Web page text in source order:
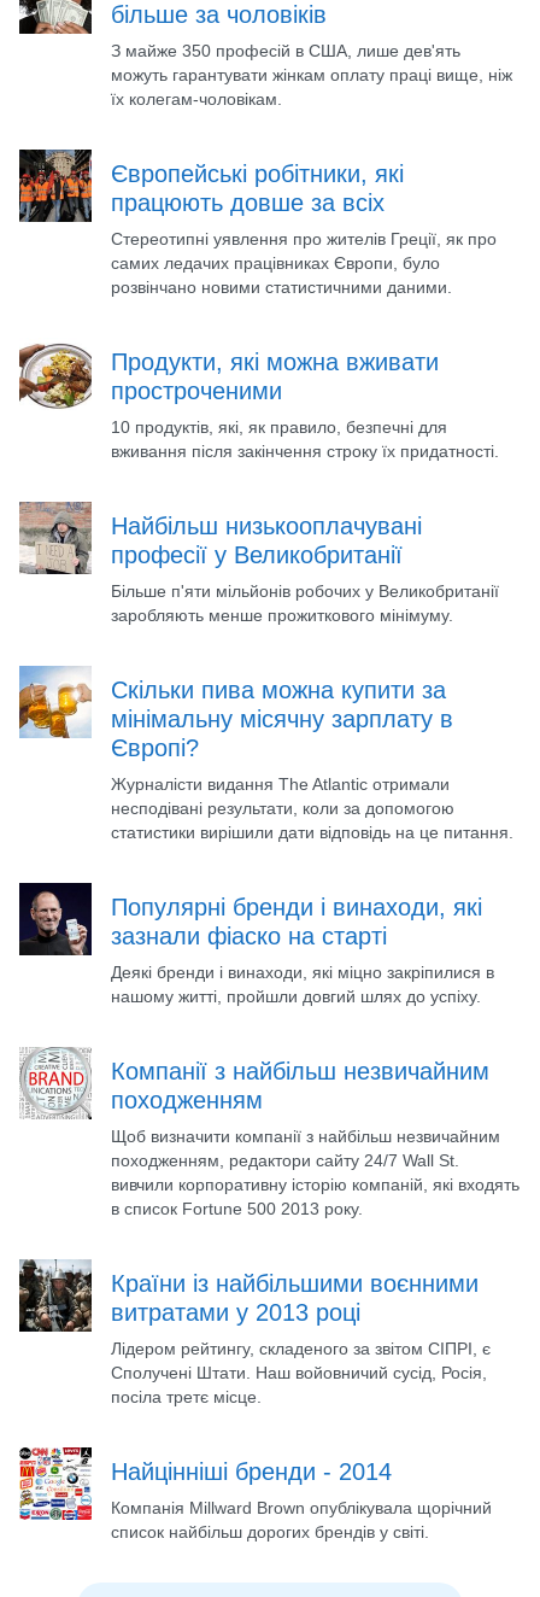
більше за чоловіків
З майже 350 професій в США, лише дев'ять
можуть гарантувати жінкам оплату праці вище, ніж
їх колегам-чоловікам.
Європейські робітники, які
працюють довше за всіх
Стереотипні уявлення про жителів Греції, як про
самих ледачих працівниках Європи, було
розвінчано новими статистичними даними.
Продукти, які можна вживати
простроченими
10 продуктів, які, як правило, безпечні для
вживання після закінчення строку їх придатності.
Найбільш низькооплачувані
професії у Великобританії
Більше п'яти мільйонів робочих у Великобританії
заробляють менше прожиткового мінімуму.
Скільки пива можна купити за
мінімальну місячну зарплату в
Європі?
Журналісти видання The Atlantic отримали
несподівані результати, коли за допомогою
статистики вирішили дати відповідь на це питання.
Популярні бренди і винаходи, які
зазнали фіаско на старті
Деякі бренди і винаходи, які міцно закріпилися в
нашому житті, пройшли довгий шлях до успіху.
Компанії з найбільш незвичайним
походженням
Щоб визначити компанії з найбільш незвичайним
походженням, редактори сайту 24/7 Wall St.
вивчили корпоративну історію компаній, які входять
в список Fortune 500 2013 року.
Країни із найбільшими воєнними
витратами у 2013 році
Лідером рейтингу, складеного за звітом СІПРІ, є
Сполучені Штати. Наш войовничий сусід, Росія,
посіла третє місце.
Найцінніші бренди - 2014
Компанія Millward Brown опублікувала щорічний
список найбільш дорогих брендів у світі.